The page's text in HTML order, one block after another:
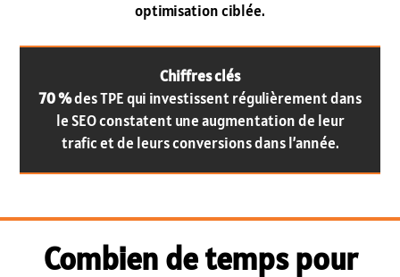
optimisation ciblée.
Chiffres clés
70 %des TPE qui investissent régulièrement dans
le SEO constatent une augmentation de leur
trafic et de leurs conversions dans l’année.
Combien de temps pour